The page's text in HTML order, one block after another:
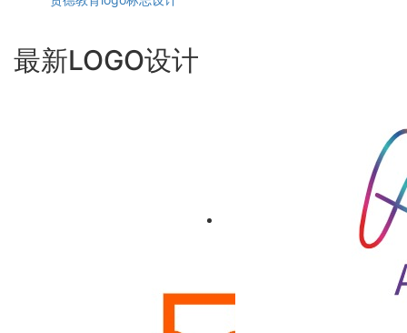
最新LOGO设计